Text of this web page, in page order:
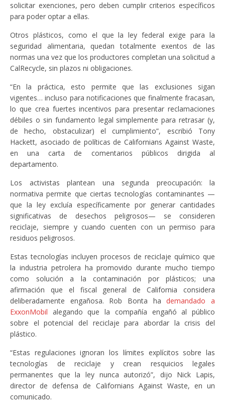
solicitar exenciones, pero deben cumplir criterios específicos
para poder optar a ellas.
Otros plásticos, como el que la ley federal exige para la
seguridad alimentaria, quedan totalmente exentos de las
normas una vez que los productores completan una solicitud a
CalRecycle, sin plazos ni obligaciones.
“En la práctica, esto permite que las exclusiones sigan
vigentes… incluso para notificaciones que finalmente fracasan,
lo que crea fuertes incentivos para presentar reclamaciones
débiles o sin fundamento legal simplemente para retrasar (y,
de hecho, obstaculizar) el cumplimiento”, escribió Tony
Hackett, asociado de políticas de Californians Against Waste,
en una carta de comentarios públicos dirigida al
departamento.
Los activistas plantean una segunda preocupación: la
normativa permite que ciertas tecnologías contaminantes —
que la ley excluía específicamente por generar cantidades
significativas de desechos peligrosos— se consideren
reciclaje, siempre y cuando cuenten con un permiso para
residuos peligrosos.
Estas tecnologías incluyen procesos de reciclaje químico que
la industria petrolera ha promovido durante mucho tiempo
como solución a la contaminación por plásticos; una
afirmación que el fiscal general de California considera
deliberadamente engañosa. Rob Bonta hademandado a
ExxonMobil alegando que la compañía engañó al público
sobre el potencial del reciclaje para abordar la crisis del
plástico.
“Estas regulaciones ignoran los límites explícitos sobre las
tecnologías de reciclaje y crean resquicios legales
permanentes que la ley nunca autorizó”, dijo Nick Lapis,
director de defensa de Californians Against Waste, en un
comunicado.